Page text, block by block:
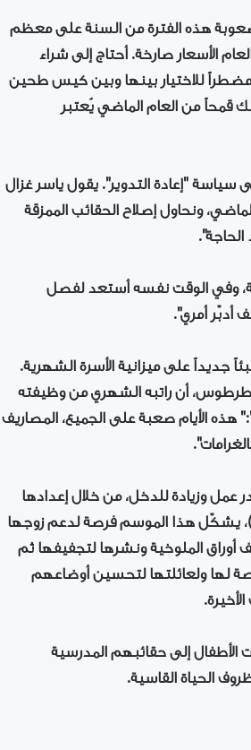
هذه الفترة من السنة على معظم
الأسعار صارخة. أحتاج إلى شراء
للاختيار بينها وبين كيس طحين
قمحاً من العام الماضي يُعتبر
سياسة "إعادة التدوير". يقول ياسر غزال
ونحاول إصلاح الحقائب الممزقة
وفي الوقت نفسه أستعد لفصل
أدبّر أمري".
جديداً على ميزانية الأسرة الشهرية.
أن راتبه الشهري من وظيفته
هذه الأيام صعبة على الجميع، المصاريف
وزيادة للدخل، من خلال إعدادها
المقتدرة مادياً. وبالنسبة إلى سعاد صعيدي (39 عاماً)، يشكّل هذا الموسم فرصة لدعم زوجها
أوراق الملوخية ونشرها لتجفيفها ثم
لها ولعائلتها لتحسين أوضاعهم
الأطفال إلى حقائبهم المدرسية
الحياة القاسية.